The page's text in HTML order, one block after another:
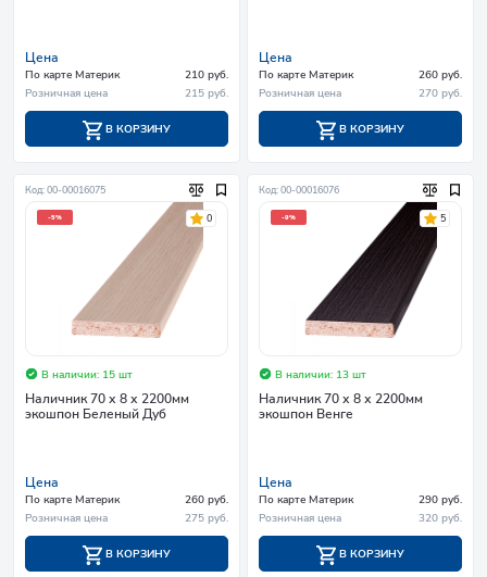
Цена
По карте Материк
210 руб.
Розничная цена
215 руб.
В КОРЗИНУ
Цена
По карте Материк
260 руб.
Розничная цена
270 руб.
В КОРЗИНУ
Код: 00-00016075
-5% 0
В наличии: 15 шт
Наличник 70 х 8 х 2200мм
экошпон Беленый Дуб
Цена
По карте Материк
260 руб.
Розничная цена
275 руб.
В КОРЗИНУ
Код: 00-00016076
-9% 5
В наличии: 13 шт
Наличник 70 х 8 х 2200мм
экошпон Венге
Цена
По карте Материк
290 руб.
Розничная цена
320 руб.
В КОРЗИНУ